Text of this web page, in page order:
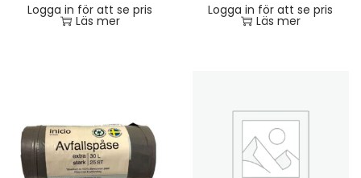
Logga in för att se pris
Läs mer
Logga in för att se pris
Läs mer